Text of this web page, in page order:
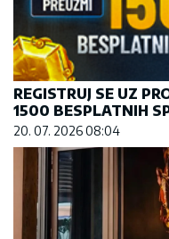
REGISTRUJ SE UZ
1500 BESPLATNIH
20. 07. 2026 08:04